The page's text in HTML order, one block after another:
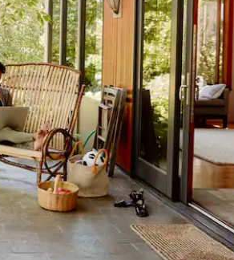
šípkami nahor a nadol alebo ich